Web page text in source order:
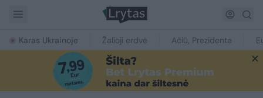
Karas Ukrainoje Žalioji erdvė Ačiū, Prezidente